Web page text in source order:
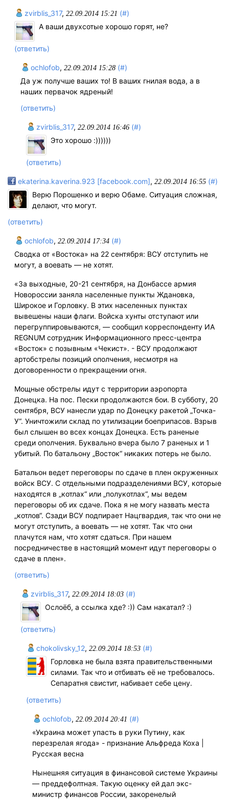
zvirblis_317, 22.09.2014 15:21 (#)
А ваши двухсотые хорошо горят, не?
(ответить)
ochlofob, 22.09.2014 15:28 (#)
Да уж получше ваших то! В ваших гнилая вода, а в
наших первачок ядреный!
(ответить)
zvirblis_317,22.09.2014 16:46 (#)
Это хорошо :))))))
(ответить)
ekaterina.kaverina.923 [facebook.com], 22.09.2014 16:55 (#)
Верю Порошенко и верю Обаме. Ситуация сложная,
делают, что могут.
(ответить)
ochlofob, 22.09.2014 17:34 (#)
Сводка от «Востока» на 22 сентября: ВСУ отступить не
могут, а воевать — не хотят.
«За выходные, 20-21 сентября, на Донбассе армия
Новороссии заняла населенные пункты Ждановка,
Широкое и Горловку. В этих населенных пунктах
вывешены наши флаги. Войска хунты отступают или
перегруппировываются, — сообщил корреспонденту ИА
REGNUM сотрудник Информационного пресс-центра
«Восток» с позывным «Чекист». - ВСУ продолжают
артобстрелы позиций ополчения, несмотря на
договоренности о прекращении огня.
Мощные обстрелы идут с территории аэропорта
Донецка. На пос. Пески продолжаются бои. В субботу, 20
сентября, ВСУ нанесли удар по Донецку ракетой „Точка-
У“. Уничтожили склад по утилизации боеприпасов. Взрыв
был слышен во всех концах Донецка. Есть раненые
среди ополчения. Буквально вчера было 7 раненых и 1
убитый. По батальону „Восток“ никаких потерь не было.
Батальон ведет переговоры по сдаче в плен окруженных
войск ВСУ. С отдельными подразделениями ВСУ, которые
находятся в „котлах“ или „полукотлах“, мы ведем
переговоры об их сдаче. Пока я не могу назвать места
„котлов“. Сзади ВСУ подпирает Нацгвардия, так что они не
могут отступить, а воевать — не хотят. Так что они
плачутся нам, что хотят сдаться. При нашем
посредничестве в настоящий момент идут переговоры о
сдаче в плен».
(ответить)
zvirblis_317, 22.09.2014 18:03 (#)
Ослоёб, а ссылка хде? :)) Сам накатал? :)
(ответить)
chokolivsky_12,22.09.2014 18:53 (#)
Горловка не была взята правительственными
силами. Так что и отбивать её не требовалось.
Сепаратня свистит, набивает себе цену.
(ответить)
ochlofob, 22.09.2014 20:41 (#)
«Украина может упасть в руки Путину, как
перезрелая ягода» - признание Альфреда Коха |
Русская весна
Нынешняя ситуация в финансовой системе Украины
— преддефолтная. Такую оценку ей дал экс-
министр финансов России, закоренелый